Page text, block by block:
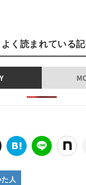
よく読まれている
人